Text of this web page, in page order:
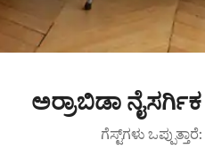
ಅರ್ರಾಬಿಡಾ
ಗೆಸ್ಟ್‌ಗಳು